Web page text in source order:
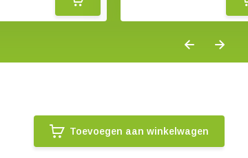
Toevoegen aan winkelwagen